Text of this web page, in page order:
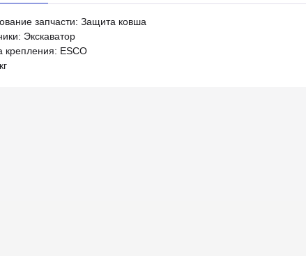
запчасти: Защита ковша
Экскаватор
крепления: ESCO